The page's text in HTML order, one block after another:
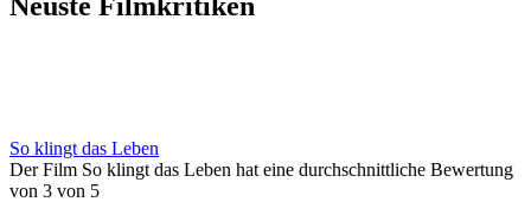
So klingt das Leben
Der Film So klingt das Leben hat eine durchschnittliche Bewertung
von 3 von 5